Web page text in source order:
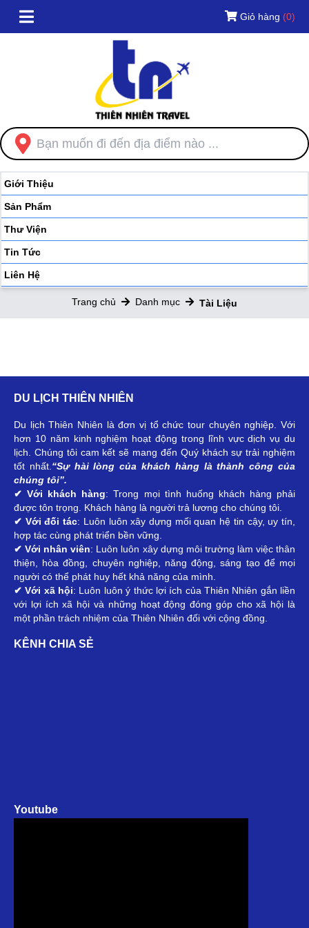
Giỏ hàng (0)
Giới Thiệu
Sản Phẩm
Thư Viện
Tin Tức
Liên Hệ
Trang chủ Danh mục Tài Liệu
DU LỊCH THIÊN NHIÊN
Du lịch Thiên Nhiên là đơn vị tổ chức tour chuyên nghiệp. Với
hơn 10 năm kinh nghiệm hoạt động trong lĩnh vực dịch vụ du
lịch. Chúng tôi cam kết sẽ mang đến Quý khách sự trải nghiệm
tốt nhất. “Sự hài lòng của khách hàng là thành công của
chúng tôi”.
✔ Với khách hàng: Trong mọi tình huống khách hàng phải
được tôn trọng. Khách hàng là người trả lương cho chúng tôi.
✔ Với đối tác: Luôn luôn xây dựng mối quan hệ tin cậy, uy tín,
hợp tác cùng phát triển bền vững.
✔ Với nhân viên: Luôn luôn xây dựng môi trường làm việc thân
thiện, hòa đồng, chuyên nghiệp, năng động, sáng tạo để mọi
người có thể phát huy hết khả năng của mình.
✔ Với xã hội: Luôn luôn ý thức lợi ích của Thiên Nhiên gắn liền
với lợi ích xã hội và những hoạt động đóng góp cho xã hội là
một phần trách nhiệm của Thiên Nhiên đối với cộng đồng.
KÊNH CHIA SẺ
Youtube